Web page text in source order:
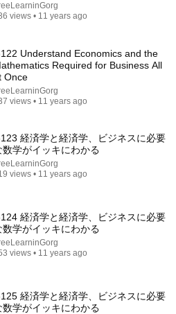
ジネスに必要な数学がイッキ
views
views • 11 years ago
Understand Economics and the
Required for Business All
Once
views • 11 years ago
経済学と経済学、ビジネスに必要
数学がイッキにわかる
views • 11 years ago
経済学と経済学、ビジネスに必要
数学がイッキにわかる
views • 11 years ago
経済学と経済学、ビジネスに必要
数学がイッキにわかる